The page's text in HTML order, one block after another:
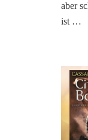
aber
ist …